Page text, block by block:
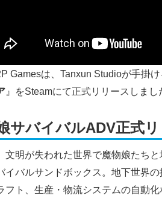
Gamesは、Tanxun Studioが手掛
』をSteamにて正式リリースしまし
サバイバルADV正式リ
文明が失われた世界で魔物娘たち
イバルサンドボックス。地下世界
フト、生産・物流システムの自動